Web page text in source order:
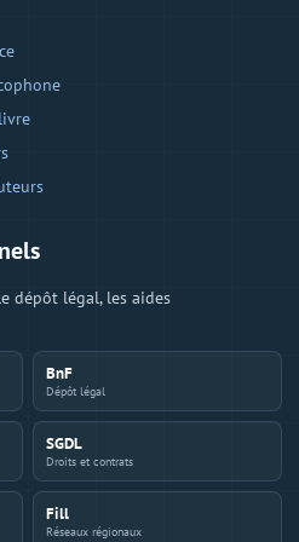
dépôt légal, les aides
BnF
Dépôt légal
SGDL
Droits et contrats
Fill
Réseaux régionaux